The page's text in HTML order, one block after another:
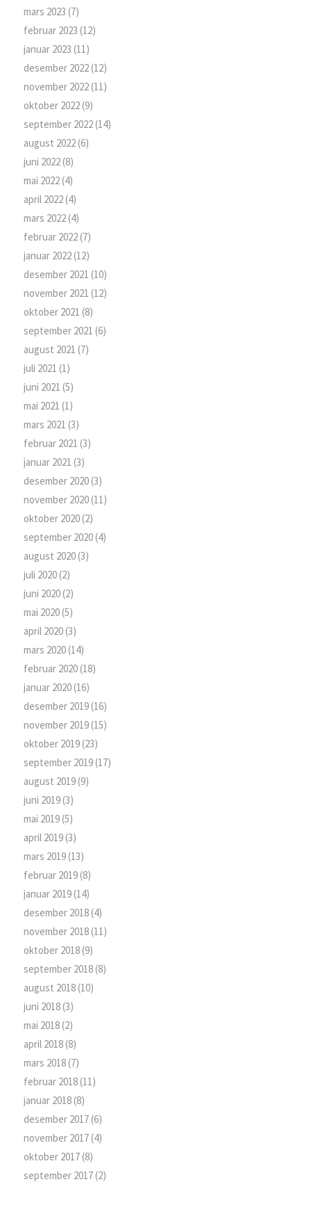
mars 2023 (7)
februar 2023 (12)
januar 2023 (11)
desember 2022(12)
november 2022(11)
oktober 2022(9)
september 2022(14)
august 2022(6)
juni 2022(8)
mai 2022(4)
april 2022(4)
mars 2022(4)
februar 2022(7)
januar 2022(12)
desember 2021 (10)
november 2021 (12)
oktober 2021 (8)
september 2021 (6)
august 2021 (7)
juli 2021 (1)
juni 2021 (5)
mai 2021 (1)
mars 2021 (3)
februar 2021 (3)
januar 2021 (3)
desember 2020(3)
november 2020(11)
oktober 2020(2)
september 2020(4)
august 2020(3)
juli 2020(2)
juni 2020(2)
mai 2020(5)
april 2020(3)
mars 2020(14)
februar 2020(18)
januar 2020(16)
desember 2019(16)
november 2019(15)
oktober 2019(23)
september 2019(17)
august 2019(9)
juni 2019(3)
mai 2019(5)
april 2019(3)
mars 2019(13)
februar 2019(8)
januar 2019(14)
desember 2018(4)
november 2018(11)
oktober 2018(9)
september 2018(8)
august 2018(10)
juni 2018(3)
mai 2018(2)
april 2018(8)
mars 2018(7)
februar 2018(11)
januar 2018(8)
desember 2017(6)
november 2017(4)
oktober 2017(8)
september 2017(2)